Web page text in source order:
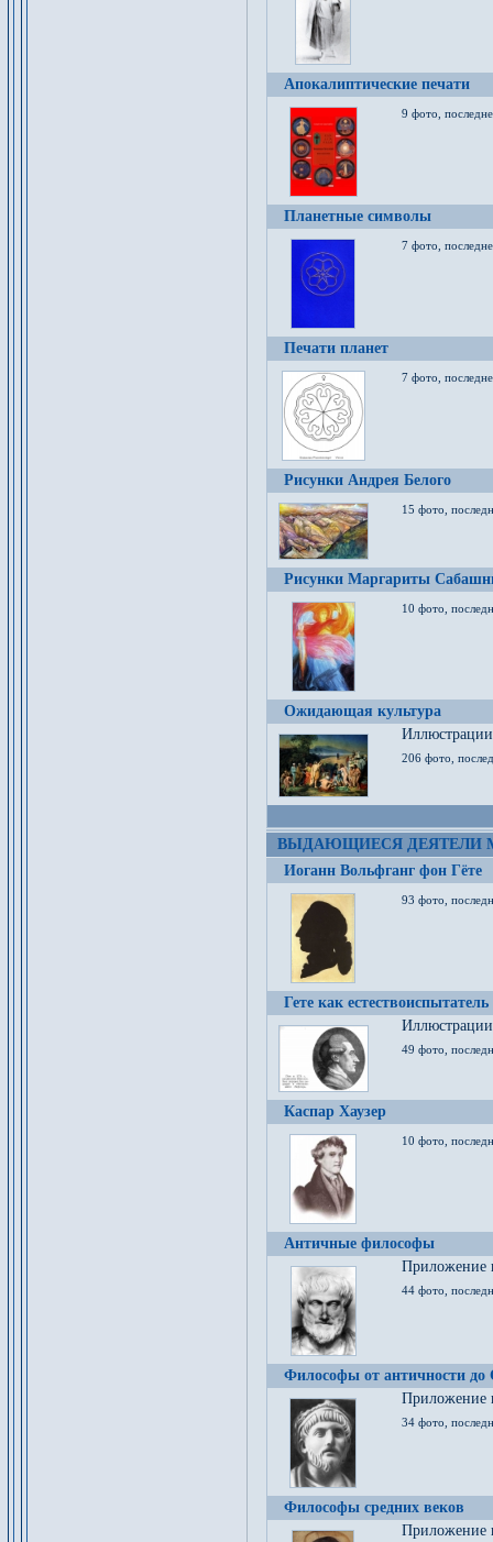
Апокалиптические печати
9 фото,
Планетные символы
7 фото,
Печати планет
7 фото,
Рисунки Андрея Белого
15 фото,
Рисунки Маргариты
10 фото,
Ожидающая культура
206 фото,
ВЫДАЮЩИЕСЯ ДЕЯТЕЛИ
Иоганн Вольфганг фон Гёте
93 фото,
Гете как естествоиспытатель
49 фото,
Каспар Хаузер
10 фото,
Античные философы
Приложение
44 фото,
Философы от античности до
Приложение
34 фото,
Философы средних веков
Приложение